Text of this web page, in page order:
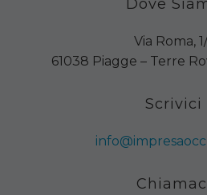
Dove
Via Roma,
61038 Piagge – Terre
Scrivici